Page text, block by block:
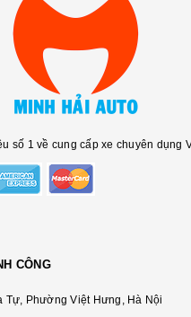
số 1 về cung cấp xe chuyên dụng
CÔNG
Tự, Phường Việt Hưng, Hà Nội